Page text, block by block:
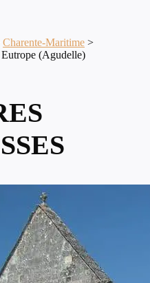
Charente-Maritime >
(Agudelle)